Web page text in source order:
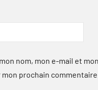
nom, mon e-mail et
prochain commentaire.